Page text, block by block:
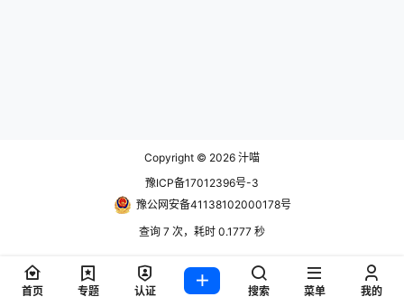
Copyright © 2026 汁喵
豫ICP备17012396号-3
豫公网安备41138102000178号
查询 7 次，耗时 0.1777 秒
首页 专题 认证 搜索 菜单 我的